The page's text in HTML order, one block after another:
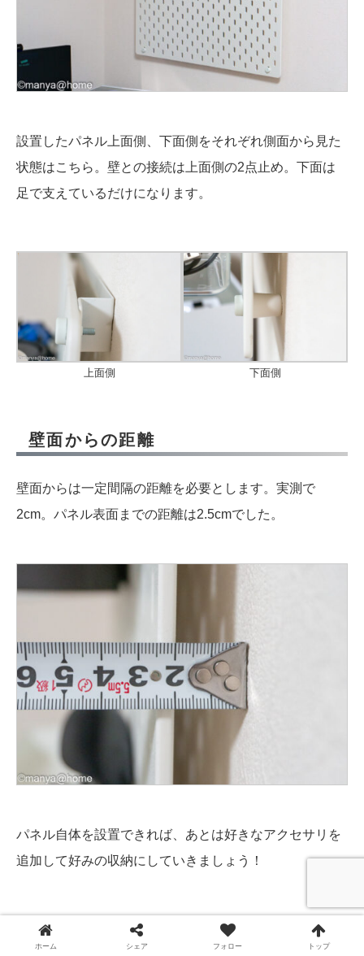
設置したパネル上面側、下面側をそれぞれ側面から見た
状態はこちら。壁との接続は上面側の2点止め。下面は
足で支えているだけになります。
上面側 下面側
壁面からの距離
壁面からは一定間隔の距離を必要とします。実測で
2cm。パネル表面までの距離は2.5cmでした。
パネル自体を設置できれば、あとは好きなアクセサリを
追加して好みの収納にしていきましょう！
ikeaの有孔ボード「SKÅDIS/スコーディス 」使
ホーム シェア フォロー トップ